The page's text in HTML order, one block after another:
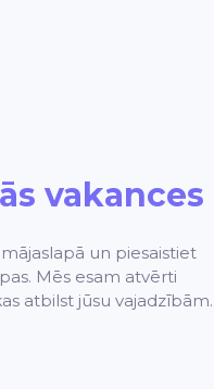
vakances
un piesaistiet
Mēs esam atvērti
atbilst jūsu vajadzībām.